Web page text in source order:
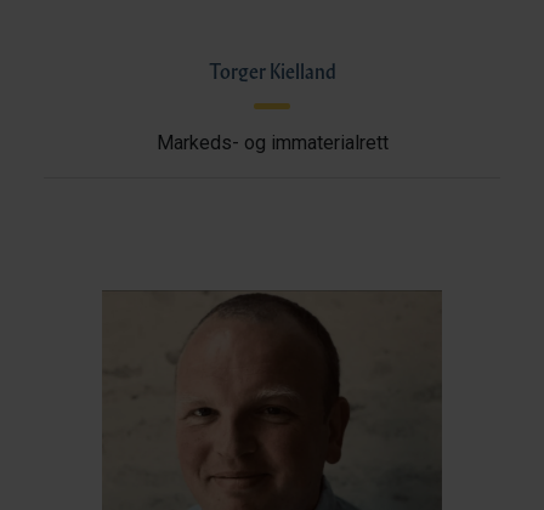
Torger Kielland
Markeds- og immaterialrett